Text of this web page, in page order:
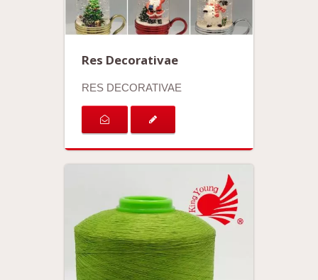
Res Decorativae
RES DECORATIVAE